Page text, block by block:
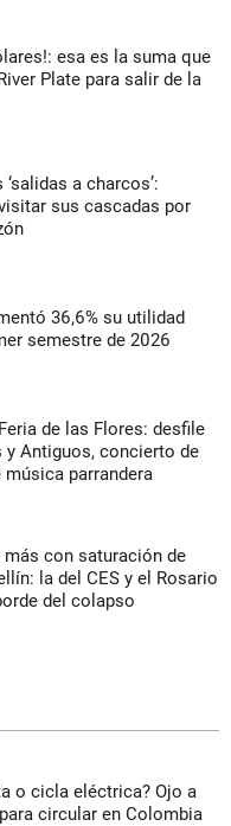
esa es la suma que
Plate para salir de la
a charcos’:
sus cascadas por
36,6% su utilidad
semestre de 2026
de las Flores: desfile
Antiguos, concierto de
parrandera
con saturación de
la del CES y el Rosario
del colapso
o cicla eléctrica? Ojo a
circular en Colombia